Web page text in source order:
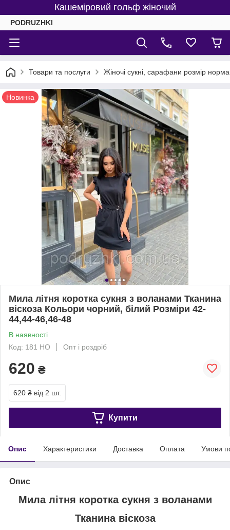
Кашеміровий гольф жіночий
PODRUZHKI
Товари та послуги Жіночі сукні, сарафани розмір норма
Новинка
Мила літня коротка сукня з воланами Тканина
віскоза Кольори чорний, білий Розміри 42-
44,44-46,46-48
В наявності
Код: 181 НО
Опт і роздріб
620 ₴
620 ₴ від 2 шт.
Купити
Опис Характеристики Доставка Оплата Умови
Опис
Мила літня коротка сукня з воланами
Тканина віскоза